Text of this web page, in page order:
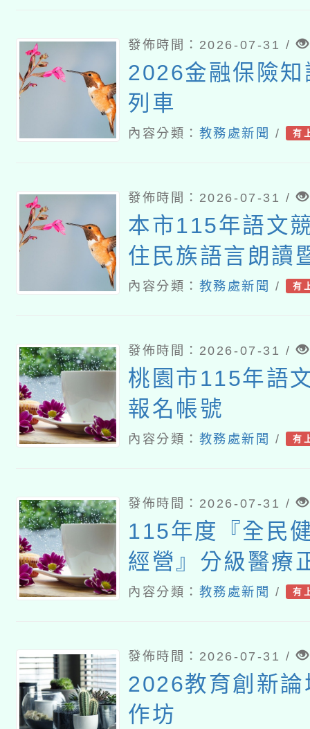
發佈時間：2026-07-31 /
2026金融保險
列車
內容分類： 教務處新聞 / 有
發佈時間：2026-07-31 /
本市115年語文
住民族語言朗讀
境式演說競賽報
內容分類： 教務處新聞 / 有
發佈時間：2026-07-31 /
桃園市115年語
報名帳號
內容分類： 教務處新聞 / 有
發佈時間：2026-07-31 /
115年度『全民
經營』分級醫療
養導向沉浸式體
內容分類： 教務處新聞 / 有
發佈時間：2026-07-31 /
2026教育創新
作坊